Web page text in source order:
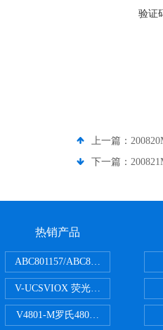
验证
上一篇：
下一篇：
热销产品
ABC801157/ABC801506ABC常规
V-UCSVIOX 荧光定量封板膜
V4801-M罗氏480适配96孔板 PCR